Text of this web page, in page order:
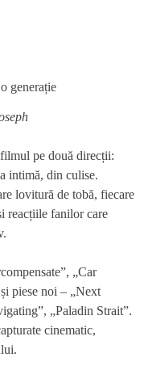
pe două direcții:
intimă, din culise.
lovitură de tobă, fiecare
reacțiile fanilor care
„Car
piese noi – „Next
„Paladin Strait”.
cinematic,